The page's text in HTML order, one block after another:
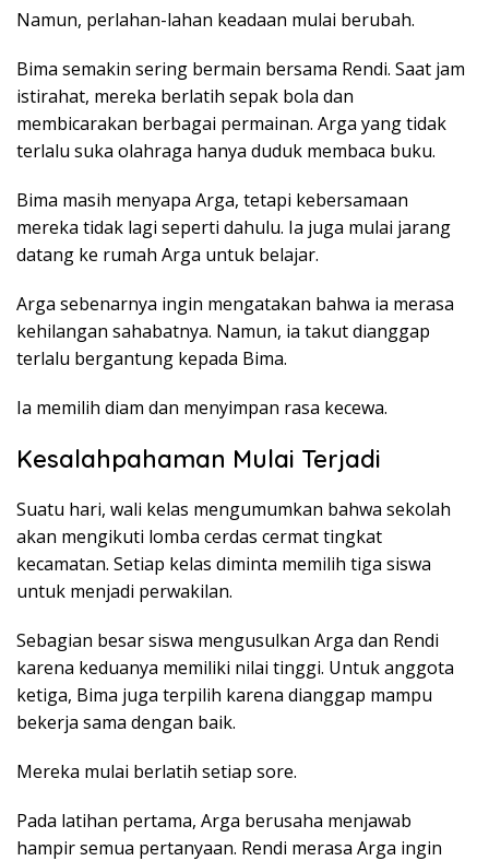
Namun, perlahan-lahan keadaan mulai berubah.
Bima semakin sering bermain bersama Rendi. Saat jam
istirahat, mereka berlatih sepak bola dan
membicarakan berbagai permainan. Arga yang tidak
terlalu suka olahraga hanya duduk membaca buku.
Bima masih menyapa Arga, tetapi kebersamaan
mereka tidak lagi seperti dahulu. Ia juga mulai jarang
datang ke rumah Arga untuk belajar.
Arga sebenarnya ingin mengatakan bahwa ia merasa
kehilangan sahabatnya. Namun, ia takut dianggap
terlalu bergantung kepada Bima.
Ia memilih diam dan menyimpan rasa kecewa.
Kesalahpahaman Mulai Terjadi
Suatu hari, wali kelas mengumumkan bahwa sekolah
akan mengikuti lomba cerdas cermat tingkat
kecamatan. Setiap kelas diminta memilih tiga siswa
untuk menjadi perwakilan.
Sebagian besar siswa mengusulkan Arga dan Rendi
karena keduanya memiliki nilai tinggi. Untuk anggota
ketiga, Bima juga terpilih karena dianggap mampu
bekerja sama dengan baik.
Mereka mulai berlatih setiap sore.
Pada latihan pertama, Arga berusaha menjawab
hampir semua pertanyaan. Rendi merasa Arga ingin